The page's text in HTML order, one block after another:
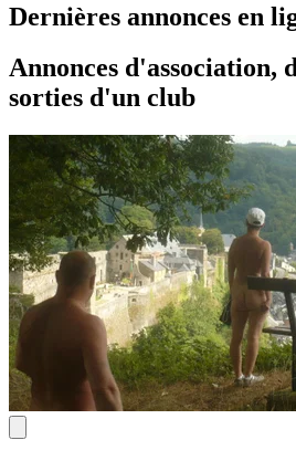
Dernières annonces en
Annonces d'association,
sorties d'un club